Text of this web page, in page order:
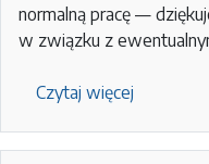
normalną pracę —
w związku z
Czytaj więcej